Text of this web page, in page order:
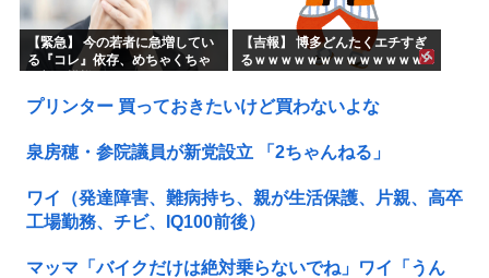
【緊急】 今の若者に急増してい
る『コレ』依存、めちゃくちゃ
【吉報】 博多どんたくエチすぎ
るｗｗｗｗｗｗｗｗｗｗｗｗｗ
プリンター 買っておきたいけど買わないよな
泉房穂・参院議員が新党設立 「2ちゃんねる」
ワイ（発達障害、難病持ち、親が生活保護、片親、高卒
工場勤務、チビ、IQ100前後）
マッマ「バイクだけは絶対乗らないでね」ワイ「うん